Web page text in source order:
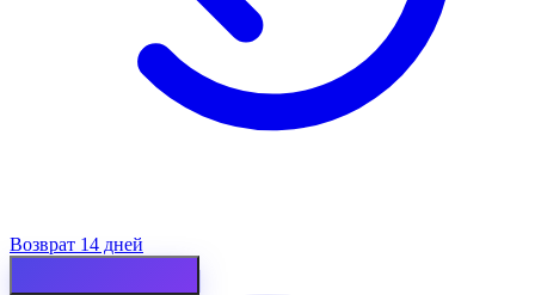
Возврат 14 дней